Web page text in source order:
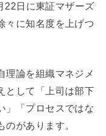
22日に東証マザーズ
々に知名度を上げつ
理論を組織マネジメ
として「上司は部下
」「プロセスではな
のがあります。